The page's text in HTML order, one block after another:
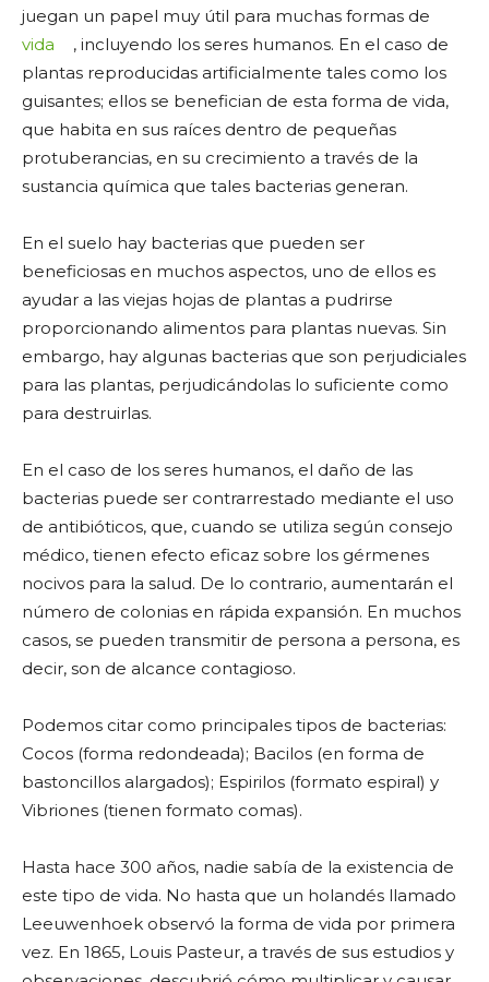
juegan un papel muy útil para muchas formas de
vida
, incluyendo los seres humanos. En el caso de
plantas reproducidas artificialmente tales como los
guisantes; ellos se benefician de esta forma de vida,
que habita en sus raíces dentro de pequeñas
protuberancias, en su crecimiento a través de la
sustancia química que tales bacterias generan.
En el suelo hay bacterias que pueden ser
beneficiosas en muchos aspectos, uno de ellos es
ayudar a las viejas hojas de plantas a pudrirse
proporcionando alimentos para plantas nuevas. Sin
embargo, hay algunas bacterias que son perjudiciales
para las plantas, perjudicándolas lo suficiente como
para destruirlas.
En el caso de los seres humanos, el daño de las
bacterias puede ser contrarrestado mediante el uso
de antibióticos, que, cuando se utiliza según consejo
médico, tienen efecto eficaz sobre los gérmenes
nocivos para la salud. De lo contrario, aumentarán el
número de colonias en rápida expansión. En muchos
casos, se pueden transmitir de persona a persona, es
decir, son de alcance contagioso.
Podemos citar como principales tipos de bacterias:
Cocos (forma redondeada); Bacilos (en forma de
bastoncillos alargados); Espirilos (formato espiral) y
Vibriones (tienen formato comas).
Hasta hace 300 años, nadie sabía de la existencia de
este tipo de vida. No hasta que un holandés llamado
Leeuwenhoek observó la forma de vida por primera
vez. En 1865, Louis Pasteur, a través de sus estudios y